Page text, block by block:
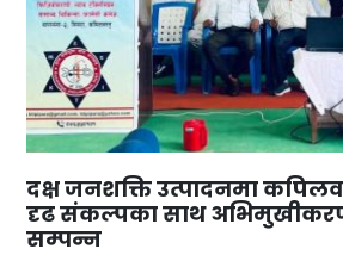
दक्ष जनशक्ति उत्पादनमा
दृढ संकल्पका साथ
सम्पन्न